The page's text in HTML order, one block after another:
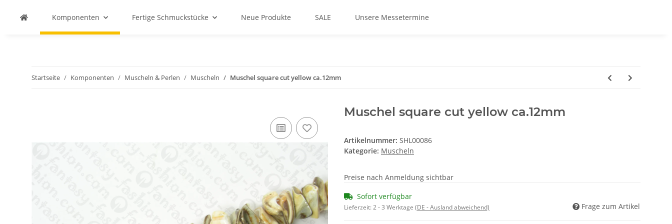
Komponenten Fertige Schmuckstücke Neue Produkte SALE Unsere Messetermine
Startseite Komponenten Muscheln & Perlen Muscheln Muschel square cut yellow ca.12mm
Muschel square cut yellow ca.12mm
Artikelnummer: SHL00086
Kategorie: Muscheln
Preise nach Anmeldung sichtbar
Sofort verfügbar
Lieferzeit:2 - 3 Werktage (DE - Ausland abweichend) Frage zum Artikel